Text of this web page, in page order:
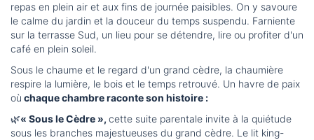
repas en plein air et aux fins de journée paisibles. On y savoure
le calme du jardin et la douceur du temps suspendu. Farniente
sur la terrasse Sud, un lieu pour se détendre, lire ou profiter d'un
café en plein soleil.
Sous le chaume et le regard d'un grand cèdre, la chaumière
respire la lumière, le bois et le temps retrouvé. Un havre de paix
où chaque chambre raconte son histoire :
🌿« Sous le Cèdre », cette suite parentale invite à la quiétude
sous les branches majestueuses du grand cèdre. Le lit king-